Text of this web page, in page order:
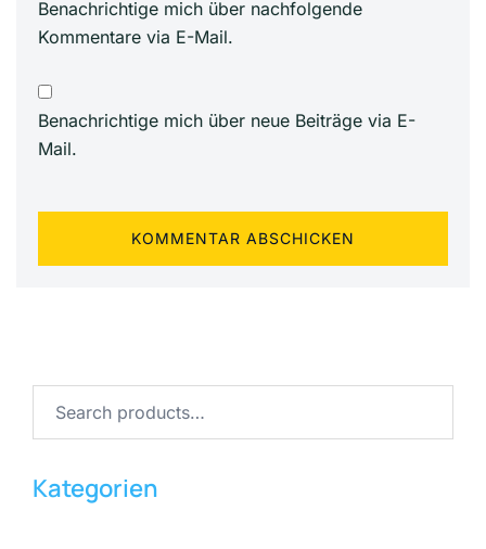
Benachrichtige mich über nachfolgende
Kommentare via E-Mail.
Benachrichtige mich über neue Beiträge via E-
Mail.
Kategorien